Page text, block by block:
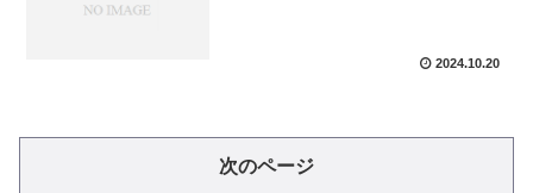
2024.10.20
次のページ